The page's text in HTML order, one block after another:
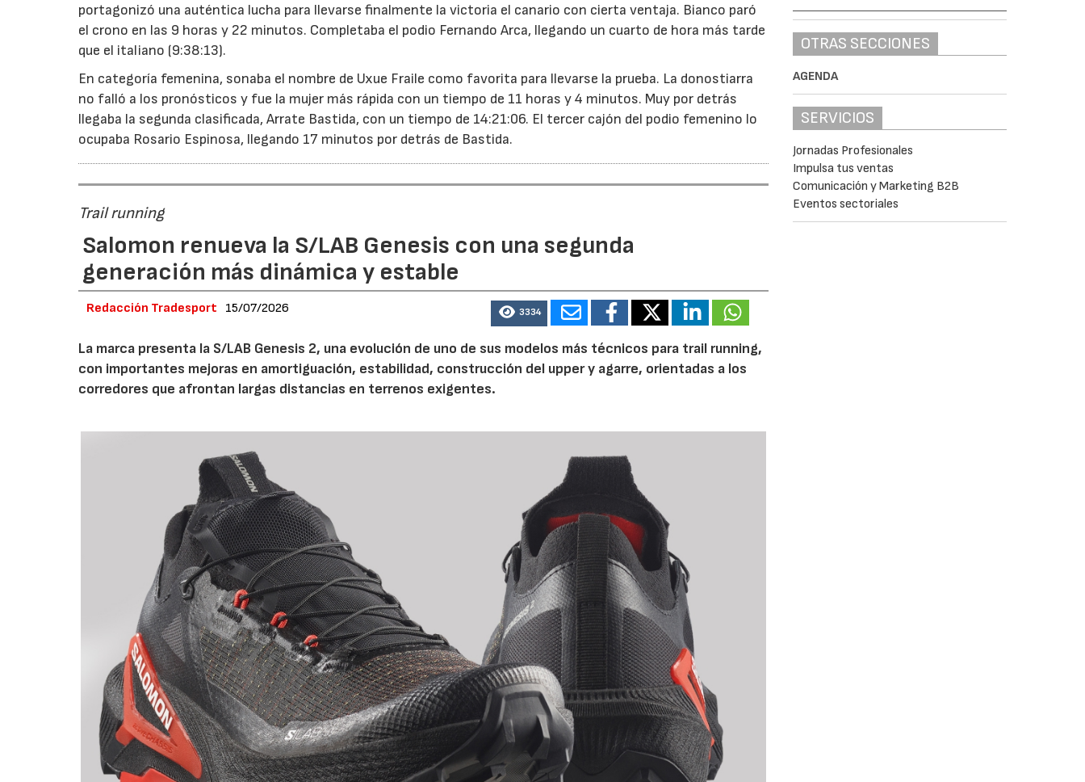
portagonizó una auténtica lucha para llevarse finalmente la victoria el canario con cierta ventaja. Bianco paró
el crono en las 9 horas y 22 minutos. Completaba el podio Fernando Arca, llegando un cuarto de hora más tarde
que el italiano (9:38:13).
En categoría femenina, sonaba el nombre de Uxue Fraile como favorita para llevarse la prueba. La donostiarra
no falló a los pronósticos y fue la mujer más rápida con un tiempo de 11 horas y 4 minutos. Muy por detrás
llegaba la segunda clasificada, Arrate Bastida, con un tiempo de 14:21:06. El tercer cajón del podio femenino lo
ocupaba Rosario Espinosa, llegando 17 minutos por detrás de Bastida.
Trail running
Salomon renueva la S/LAB Genesis con una segunda
generación más dinámica y estable
Redacción Tradesport 15/07/2026 3334
La marca presenta la S/LAB Genesis 2, una evolución de uno de sus modelos más técnicos para trail running,
con importantes mejoras en amortiguación, estabilidad, construcción del upper y agarre, orientadas a los
corredores que afrontan largas distancias en terrenos exigentes.
OTRAS SECCIONES
AGENDA
SERVICIOS
Jornadas Profesionales
Impulsa tus ventas
Comunicación y Marketing B2B
Eventos sectoriales